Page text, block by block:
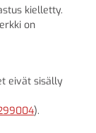
kielletty.
on
eivät sisälly
).